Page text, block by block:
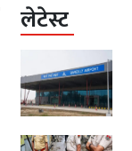
लेटेस्ट